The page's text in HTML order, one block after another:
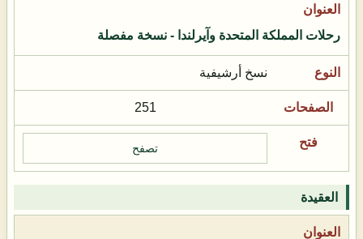
رحلات المملكة المتحدة وآيرلندا - نسخة مفصلة
نسخ أرشيفية
251
تصفح
العقيدة